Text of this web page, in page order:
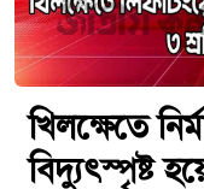
খিলক্ষেতে
বিদ্যুৎস্পৃষ্ট